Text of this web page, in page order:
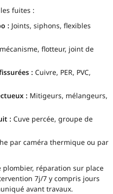
fuites :
: Joints, siphons, flexibles
flotteur, joint de
: Cuivre, PER, PVC,
: Mitigeurs, mélangeurs,
: Cuve percée, groupe de
par caméra thermique ou par
réparation sur place
7j/7 y compris jours
avant travaux.